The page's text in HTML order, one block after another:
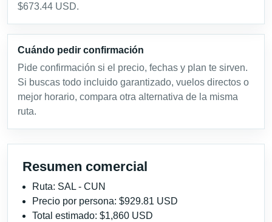
$673.44 USD.
Cuándo pedir confirmación
Pide confirmación si el precio, fechas y plan te sirven.
Si buscas todo incluido garantizado, vuelos directos o
mejor horario, compara otra alternativa de la misma
ruta.
Resumen comercial
Ruta: SAL - CUN
Precio por persona: $929.81 USD
Total estimado: $1,860 USD